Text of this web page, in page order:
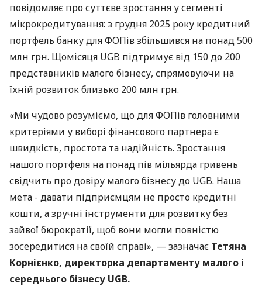
повідомляє про суттєве зростання у сегменті
мікрокредитування: з грудня 2025 року кредитний
портфель банку для ФОПів збільшився на понад 500
млн грн. Щомісяця UGB підтримує від 150 до 200
представників малого бізнесу, спрямовуючи на
їхній розвиток близько 200 млн грн.
«Ми чудово розуміємо, що для ФОПів головними
критеріями у виборі фінансового партнера є
швидкість, простота та надійність. Зростання
нашого портфеля на понад пів мільярда гривень
свідчить про довіру малого бізнесу до UGB. Наша
мета - давати підприємцям не просто кредитні
кошти, а зручні інструменти для розвитку без
зайвої бюрократії, щоб вони могли повністю
зосередитися на своїй справі», — зазначає Тетяна
Корнієнко, директорка департаменту малого і
середнього бізнесу UGB.